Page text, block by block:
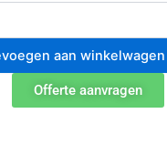
aan winkelwagen
Offerte aanvragen